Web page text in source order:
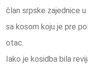
član srpske zajednice
sa kosom koju je pre
otac.
Iako je kosidba bila